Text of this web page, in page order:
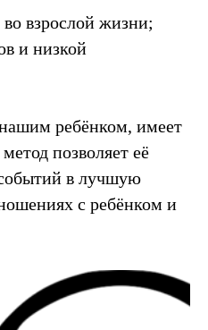
взрослой жизни;
и низкой
ребёнком, имеет
позволяет её
в лучшую
с ребёнком и